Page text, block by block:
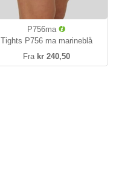
P756ma
Tights P756 ma marineblå
Frakr 240,50